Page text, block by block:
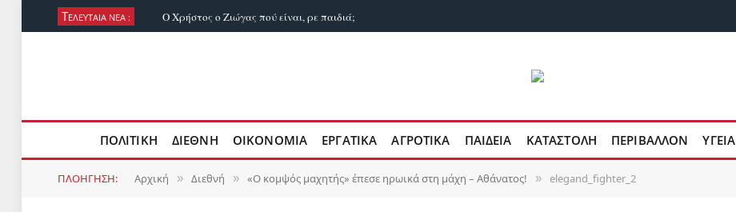
ΤΕΛΕΥΤΑΊΑ ΝΈΑ : Ο Χρήστος ο Ζιώγας πού είναι, ρε παιδιά;
ΠΟΛΙΤΙΚΉ ΔΙΕΘΝΉ ΟΙΚΟΝΟΜΊΑ ΕΡΓΑΤΙΚΆ ΑΓΡΟΤΙΚΆ ΠΑΙΔΕΊΑ ΚΑΤΑΣΤΟΛΉ ΠΕΡΙΒΆΛΛΟΝ ΥΓΕΊΑ
ΠΛΟΉΓΗΣΗ: Αρχική » Διεθνή » «Ο κομψός μαχητής» έπεσε ηρωικά στη μάχη – Αθάνατος! » elegand_fighter_2